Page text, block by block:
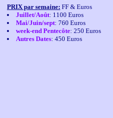
PRIX par semaine: FF & Euros
Juillet/Août: 1100 Euros
Mai/Juin/sept: 760 Euros
week-end Pentecôte: 250 Euros
Autres Dates: 450 Euros